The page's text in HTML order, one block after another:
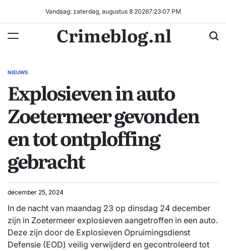
inhoud
Vandaag: zaterdag, augustus 8 20267:23:08 PM
Crimeblog.nl
GEPLAATST
NIEUWS
Explosieven in auto
Zoetermeer gevonden
en tot ontploffing
gebracht
december 25, 2024
In de nacht van maandag 23 op dinsdag 24 december
zijn in Zoetermeer explosieven aangetroffen in een auto.
Deze zijn door de Explosieven Opruimingsdienst
Defensie (EOD) veilig verwijderd en gecontroleerd tot